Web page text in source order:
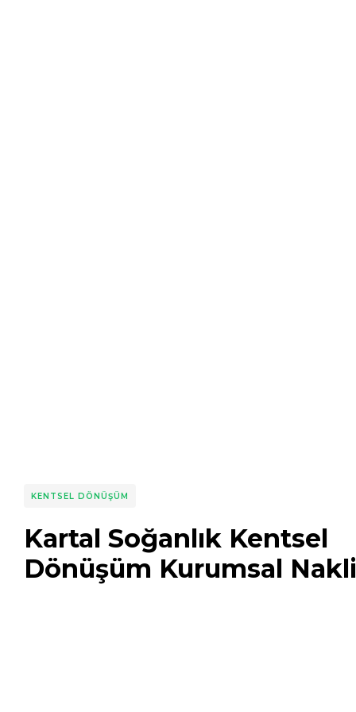
KENTSEL DÖNÜŞÜM
Kartal Soğanlık Kentsel
Dönüşüm Kurumsal